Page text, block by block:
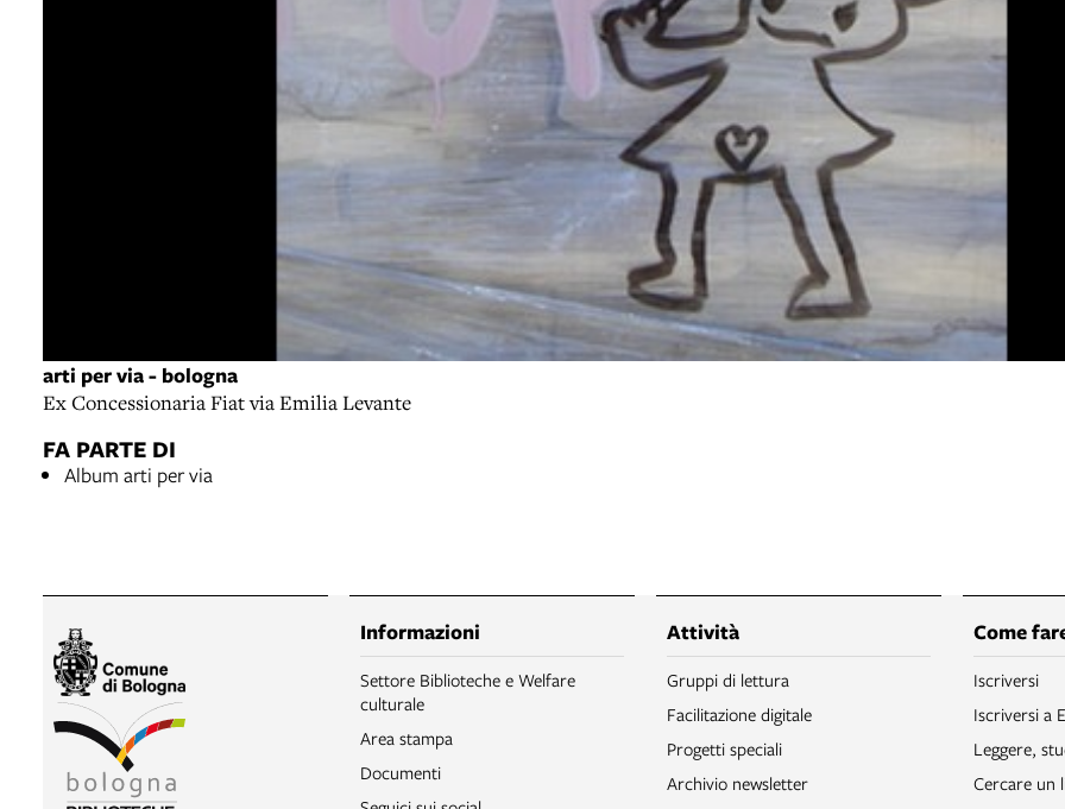
arti per via - bologna
Ex Concessionaria Fiat via Emilia Levante
FA PARTE DI
Album arti per via
Informazioni
Settore Biblioteche e Welfare
culturale
Area stampa
Documenti
Attività
Gruppi di lettura
Facilitazione digitale
Progetti speciali
Archivio newsletter
Come
Iscriversi
Iscriversi a
Leggere,
Cercare un